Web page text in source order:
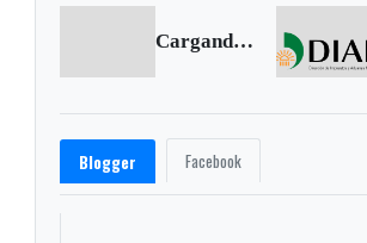
Cargando anterior...
Blogger Facebook